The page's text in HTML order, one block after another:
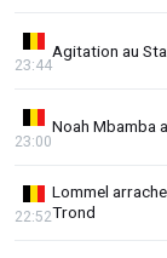
Agitation au
23:44
Noah Mbamba
23:00
Lommel
Trond
22:52